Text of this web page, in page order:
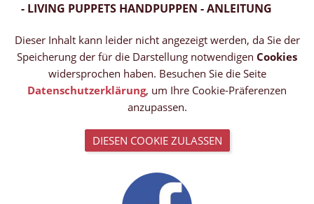
- LIVING PUPPETS HANDPUPPEN - ANLEITUNG
Dieser Inhalt kann leider nicht angezeigt werden, da Sie der
Speicherung der für die Darstellung notwendigen Cookies
widersprochen haben. Besuchen Sie die Seite
Datenschutzerklärung, um Ihre Cookie-Präferenzen
anzupassen.
DIESEN COOKIE ZULASSEN